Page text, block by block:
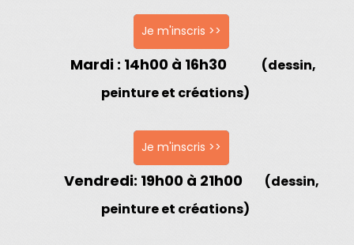
Je m'inscris >>
Mardi: 14h00 à 16h30
(dessin,
peinture et créations)
Je m'inscris >>
Vendredi: 19h00 à 21h00
(dessin,
peinture et créations)